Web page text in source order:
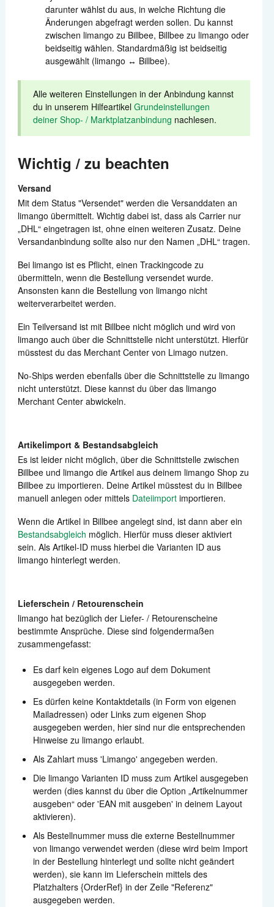
darunter wählst du aus, in welche Richtung die
Änderungen abgefragt werden sollen. Du kannst
zwischen limango zu Billbee, Billbee zu limango oder
beidseitig wählen. Standardmäßig ist beidseitig
ausgewählt (limango ↔ Billbee).
Alle weiteren Einstellungen in der Anbindung kannst
du in unserem Hilfeartikel Grundeinstellungen
deiner Shop- / Marktplatzanbindung nachlesen.
Wichtig / zu beachten
Versand
Mit dem Status "Versendet" werden die Versanddaten an
limango übermittelt. Wichtig dabei ist, dass als Carrier nur
„DHL“ eingetragen ist, ohne einen weiteren Zusatz. Deine
Versandanbindung sollte also nur den Namen „DHL“ tragen.
Bei limango ist es Pflicht, einen Trackingcode zu
übermitteln, wenn die Bestellung versendet wurde.
Ansonsten kann die Bestellung von limango nicht
weiterverarbeitet werden.
Ein Teilversand ist mit Billbee nicht möglich und wird von
limango auch über die Schnittstelle nicht unterstützt. Hierfür
müsstest du das Merchant Center von Limago nutzen.
No-Ships werden ebenfalls über die Schnittstelle zu limango
nicht unterstützt. Diese kannst du über das limango
Merchant Center abwickeln.
Artikelimport & Bestandsabgleich
Es ist leider nicht möglich, über die Schnittstelle zwischen
Billbee und limango die Artikel aus deinem limango Shop zu
Billbee zu importieren. Deine Artikel müsstest du in Billbee
manuell anlegen oder mittels Dateiimportimportieren.
Wenn die Artikel in Billbee angelegt sind, ist dann aber ein
Bestandsabgleich möglich. Hierfür muss dieser aktiviert
sein. Als Artikel-ID muss hierbei die Varianten ID aus
limango hinterlegt werden.
Lieferschein / Retourenschein
limango hat bezüglich der Liefer- / Retourenscheine
bestimmte Ansprüche. Diese sind folgendermaßen
zusammengefasst:
Es darf kein eigenes Logo auf dem Dokument
ausgegeben werden.
Es dürfen keine Kontaktdetails (in Form von eigenen
Mailadressen) oder Links zum eigenen Shop
ausgegeben werden, hier sind nur die entsprechenden
Hinweise zu limango erlaubt.
Als Zahlart muss 'Limango' angegeben werden.
Die limango Varianten ID muss zum Artikel ausgegeben
werden (dies kannst du über die Option „Artikelnummer
ausgeben“ oder 'EAN mit ausgeben' in deinem Layout
aktivieren).
Als Bestellnummer muss die externe Bestellnummer
von limango verwendet werden (diese wird beim Import
in der Bestellung hinterlegt und sollte nicht geändert
werden), sie kann im Lieferschein mittels des
Platzhalters {OrderRef} in der Zeile "Referenz"
ausgegeben werden.